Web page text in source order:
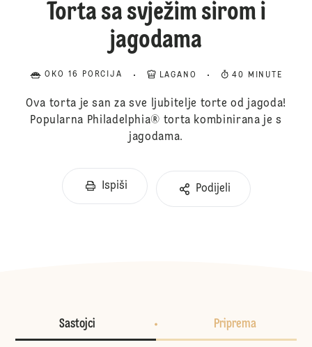
Torta sa svježim sirom i
jagodama
OKO 16 PORCIJA LAGANO 40 MINUTE
Ova torta je san za sve ljubitelje torte od jagoda!
Popularna Philadelphia® torta kombinirana je s
jagodama.
Ispiši Podijeli
Sastojci Priprema